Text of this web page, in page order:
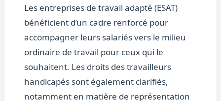
Les entreprises de travail adapté (ESAT)
bénéficient d’un cadre renforcé pour
accompagner leurs salariés vers le milieu
ordinaire de travail pour ceux qui le
souhaitent. Les droits des travailleurs
handicapés sont également clarifiés,
notamment en matière de représentation